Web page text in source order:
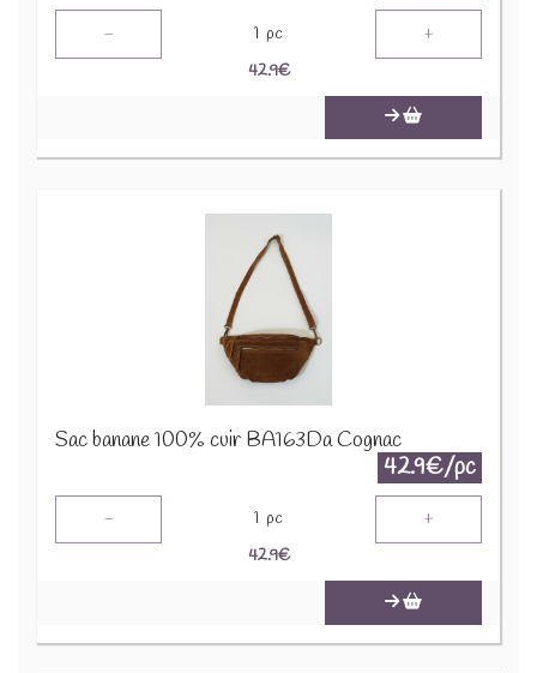
- 1 pc +
42.9€
Sac banane 100% cuir BA163Da Cognac
42.9€/pc
- 1 pc +
42.9€